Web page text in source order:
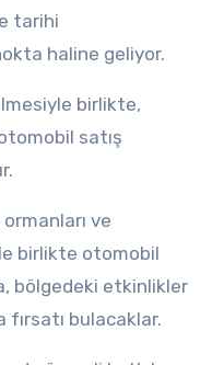
tarihi
haline geliyor.
birlikte,
satış
ve
birlikte otomobil
bölgedeki etkinlikler
bulacaklar.